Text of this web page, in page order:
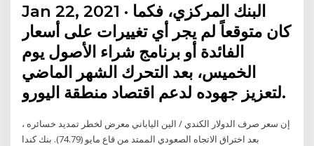
Jan 22, 2021 · البنك المركزي، فكما
كان متوقعاً لم يجر أي تغييرات على أسعار
الفائدة أو برنامج شراء الأصول يوم
الخميس، بعد التحرك الشهر الماضي
لتعزيز جهوده لدعم اقتصاد منطقة اليورو.
إن سعر صرف الدولار الكندي / الين الياباني معرض لخطر تمديد خسائره ،
بعد اختراق الاتجاه الصعودي الممتد من قاع مايو (74.79). بنك كندا